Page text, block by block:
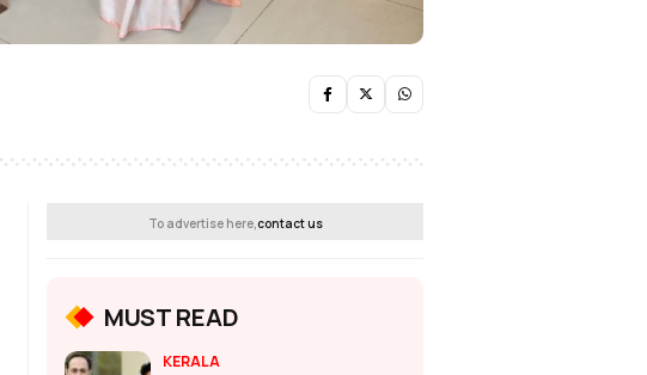
To advertise here, contact us
MUST READ
KERALA